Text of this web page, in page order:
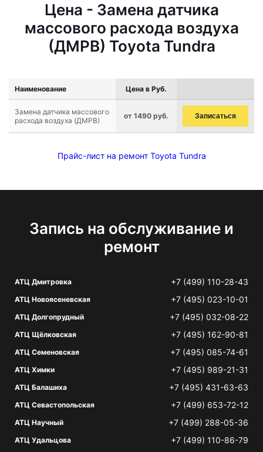
Цена - Замена датчика
массового расхода воздуха
(ДМРВ) Toyota Tundra
Наименование Цена в Руб.
Замена датчика массового
расхода воздуха (ДМРВ)
от 1490 руб. Записаться
Прайс-лист на ремонт Toyota Tundra
Запись на обслуживание и
ремонт
АТЦ Дмитровка +7 (499) 110-28-43
АТЦ Новоясеневская +7 (495) 023-10-01
АТЦ Долгопрудный +7 (495) 032-08-22
АТЦ Щёлковская +7 (495) 162-90-81
АТЦ Семеновская +7 (495) 085-74-61
АТЦ Химки +7 (495) 989-21-31
АТЦ Балашиха +7 (495) 431-63-63
АТЦ Севастопольская +7 (499) 653-72-12
АТЦ Научный +7 (499) 288-05-36
АТЦ Удальцова +7 (499) 110-86-79